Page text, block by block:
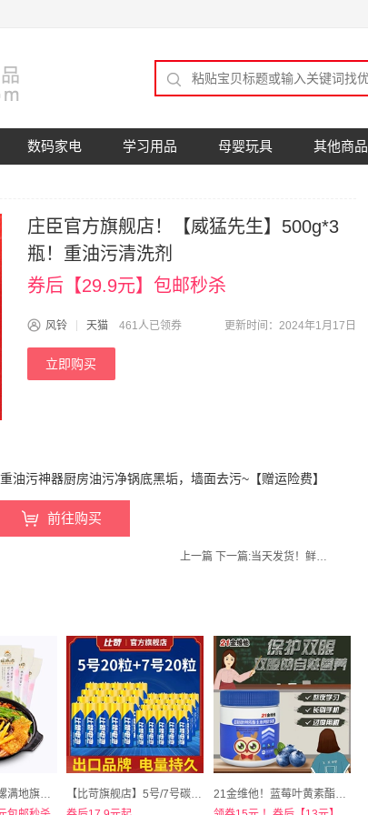
数码家电 学习用品 母婴玩具 其他商品
庄臣官方旗舰店！【威猛先生】500g*3
瓶！重油污清洗剂
券后【29.9元】包邮秒杀
风铃 天猫 461人已领券 更新时间：2024年1月17日
立即购买
油污神器厨房油污净锅底黑垢，墙面去污~【赠运险费】
前往购买
上一篇 下一篇: 当天发货！鲜致敬旗舰店！进口智利车厘子新鲜*2斤
无限回购！！【螺满地旗舰店】柳州螺蛳粉5包
【比苛旗舰店】5号/7号碳性AAA1.5V电池40粒
21金维他！蓝莓叶黄素酯软糖30粒